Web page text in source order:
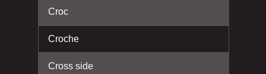
Croc
Croche
Cross side